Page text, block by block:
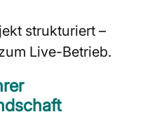
strukturiert –
Live-Betrieb.